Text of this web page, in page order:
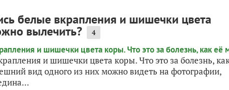
белые вкрапления и шишечки цвета
вылечить? 4
и шишечки цвета коры. Что это за болезнь,
вид одного из них можно видеть на фотографии,